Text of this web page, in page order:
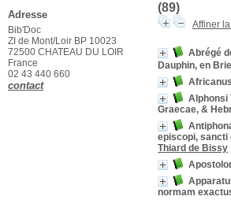
(89)
Affiner
Abrégé
Dauphin, en
Alphonsi
Graecae, &
episcopi, sancti
Thiard de Bissy
normam
Adresse
Bib'Doc
ZI de Mont/Loir BP 10023
72500 CHATEAU DU LOIR
France
02 43 440 660
contact